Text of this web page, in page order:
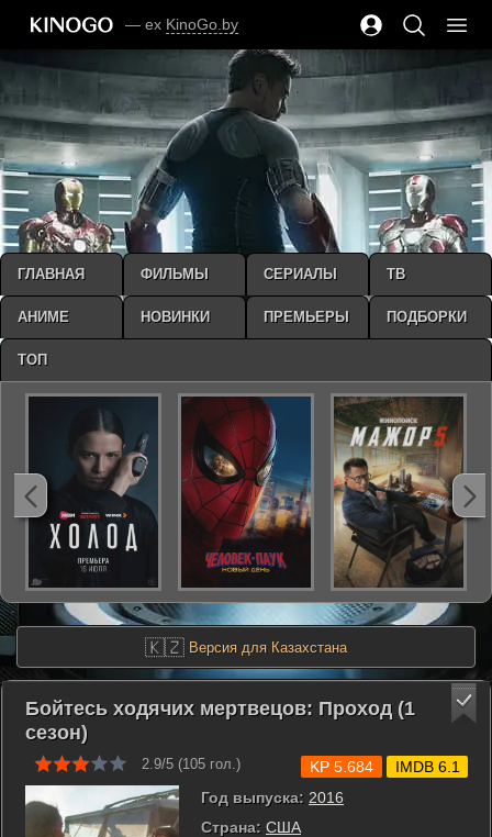
— ex KinoGo.by
🇰🇿 Версия для Казахстана
Бойтесь ходячих мертвецов: Проход (1
сезон)
2.9/5 (105 гол.)
Год выпуска: 2016
Страна: США
KP 5.684 IMDB 6.1
ГЛАВНАЯ ФИЛЬМЫ СЕРИАЛЫ ТВ
АНИМЕ НОВИНКИ ПРЕМЬЕРЫ ПОДБОРКИ
ТОП